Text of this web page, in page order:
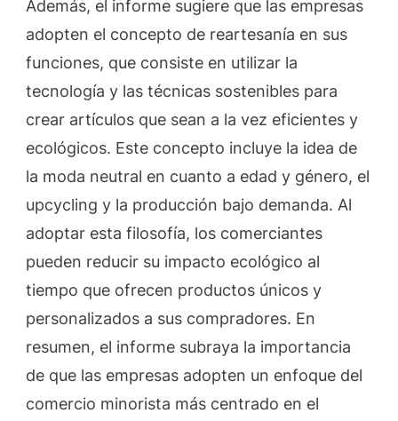
Además, el informe sugiere que las empresas
adopten el concepto de reartesanía en sus
funciones, que consiste en utilizar la
tecnología y las técnicas sostenibles para
crear artículos que sean a la vez eficientes y
ecológicos. Este concepto incluye la idea de
la moda neutral en cuanto a edad y género, el
upcycling y la producción bajo demanda. Al
adoptar esta filosofía, los comerciantes
pueden reducir su impacto ecológico al
tiempo que ofrecen productos únicos y
personalizados a sus compradores. En
resumen, el informe subraya la importancia
de que las empresas adopten un enfoque del
comercio minorista más centrado en el